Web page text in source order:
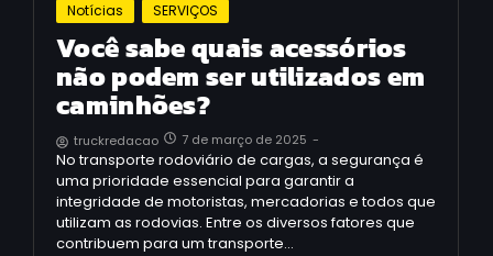
Notícias
SERVIÇOS
Você sabe quais acessórios
não podem ser utilizados em
caminhões?
truckredacao 7 de março de 2025 -
No transporte rodoviário de cargas, a segurança é
uma prioridade essencial para garantir a
integridade de motoristas, mercadorias e todos que
utilizam as rodovias. Entre os diversos fatores que
contribuem para um transporte…